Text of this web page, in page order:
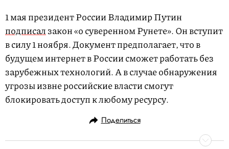
1 мая президент России Владимир Путин
подписалзакон «о суверенном Рунете». Он вступит
в силу 1 ноября. Документ предполагает, что в
будущем интернет в России сможет работать без
зарубежных технологий. А в случае обнаружения
угрозы извне российские власти смогут
блокировать доступ к любому ресурсу.
Поделиться